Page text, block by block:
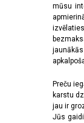
mūsu
Preču
karstu
jau ir
Jūs